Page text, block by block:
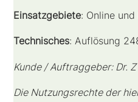
Einsatzgebiete: Online und
Technisches: Auflösung
Kunde / Auftraggeber: Dr. Z
Die Nutzungsrechte der